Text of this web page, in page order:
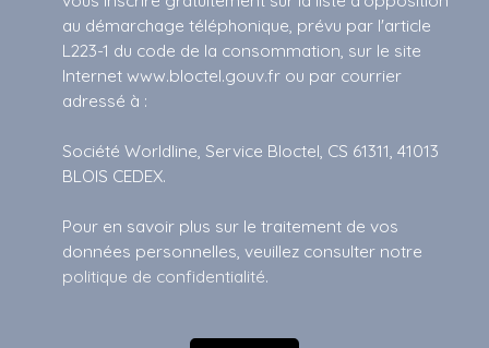
au démarchage téléphonique, prévu par l'article
L223-1 du code de la consommation, sur le site
Internet www.bloctel.gouv.fr ou par courrier
adressé à :
Société Worldline, Service Bloctel, CS 61311, 41013
BLOIS CEDEX.
Pour en savoir plus sur le traitement de vos
données personnelles, veuillez consulter notre
politique de confidentialité.